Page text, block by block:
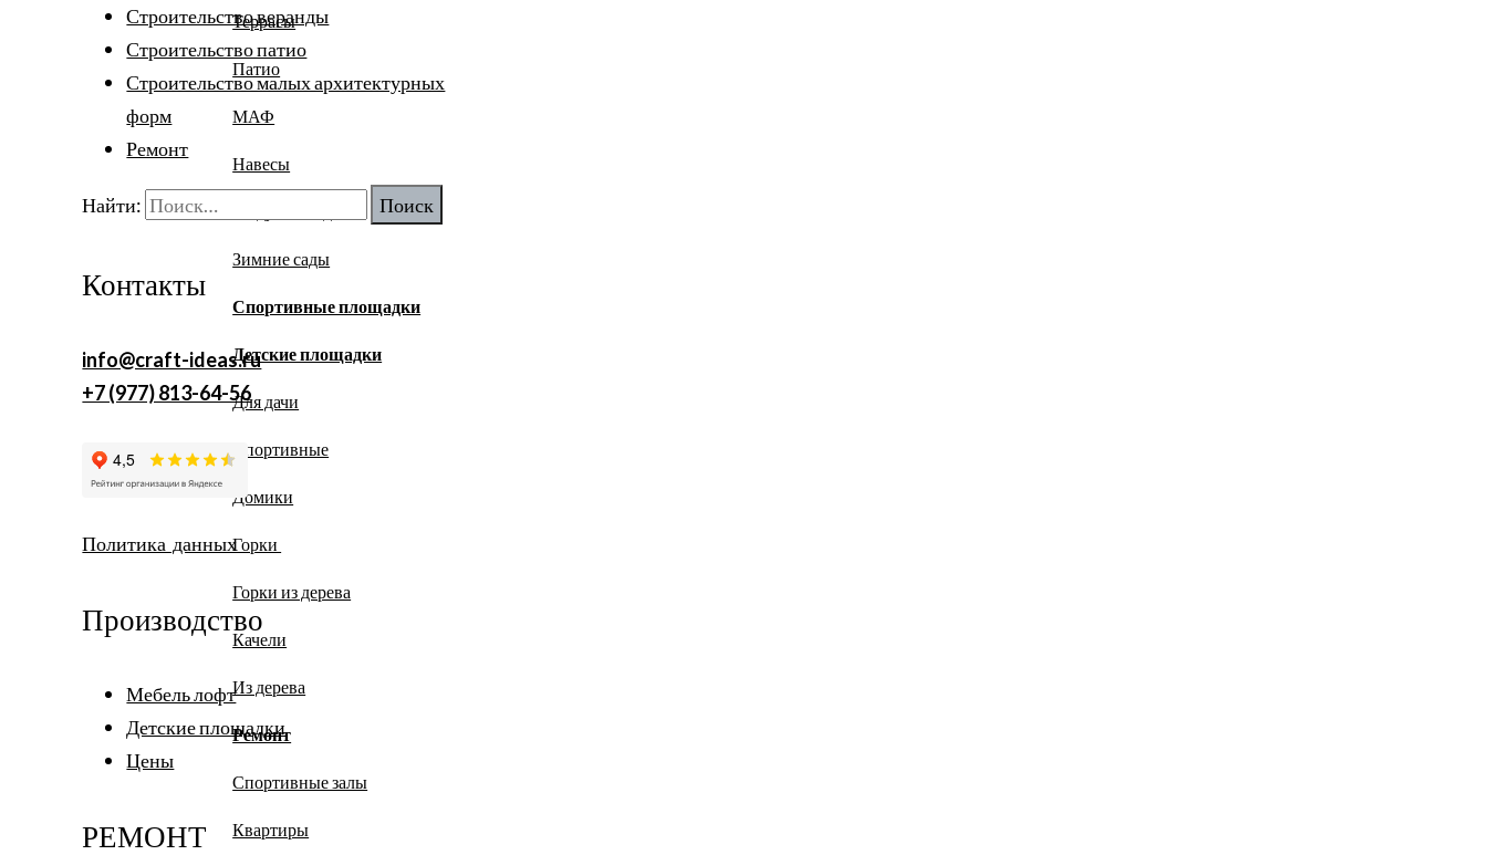
Террасы
Патио
МАФ
Навесы
Зимние сады
Спортивные площадки
Детские площадки
Для дачи
Спортивные
Домики
Горки
Горки из дерева
Качели
Из дерева
Ремонт
Спортивные залы
Квартиры
Строительство веранды
Строительство патио
Строительство малых архитектурных
форм
Ремонт
Найти:
Контакты
info@craft-ideas.ru
+7 (977) 813-64-56
Политика данных
Производство
Мебель лофт
Детские площадки
Цены
РЕМОНТ